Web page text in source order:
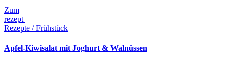
Zum
rezept
Rezepte / Frühstück
Apfel-Kiwisalat mit Joghurt & Walnüssen